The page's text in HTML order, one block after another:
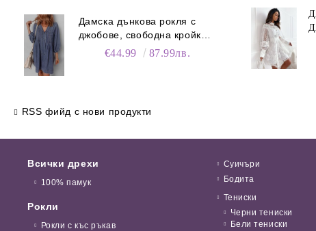
Дамска дънкова рокля с
джобове, свободна кройка и
V-образно деколте
€44.99 87.99лв.
RSS фийд с нови продукти
Всички дрехи
100% памук
Рокли
Рокли с къс ръкав
Суичъри
Бодита
Тениски
Черни тениски
Бели тениски